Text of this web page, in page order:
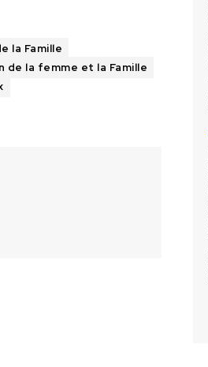
la Famille
de la femme et la Famille